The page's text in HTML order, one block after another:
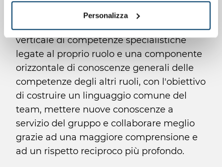
Personalizza
duttilità è abilitata dalle competenze “t-
shaped”, che prevedono una componente
verticale di competenze specialistiche
legate al proprio ruolo e una componente
orizzontale di conoscenze generali delle
competenze degli altri ruoli, con l'obiettivo
di costruire un linguaggio comune del
team, mettere nuove conoscenze a
servizio del gruppo e collaborare meglio
grazie ad una maggiore comprensione e
ad un rispetto reciproco più profondo.